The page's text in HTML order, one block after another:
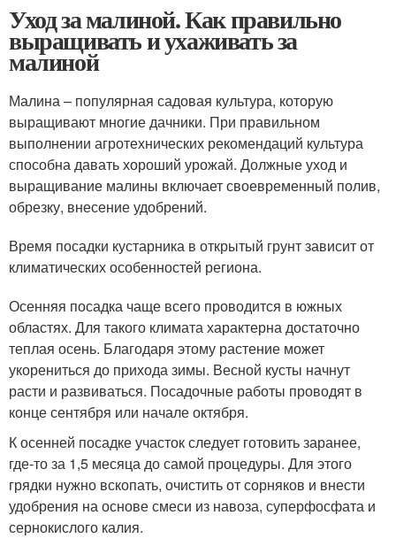
Уход за малиной. Как правильно
выращивать и ухаживать за
малиной
Малина – популярная садовая культура, которую
выращивают многие дачники. При правильном
выполнении агротехнических рекомендаций культура
способна давать хороший урожай. Должные уход и
выращивание малины включает своевременный полив,
обрезку, внесение удобрений.
Время посадки кустарника в открытый грунт зависит от
климатических особенностей региона.
Осенняя посадка чаще всего проводится в южных
областях. Для такого климата характерна достаточно
теплая осень. Благодаря этому растение может
укорениться до прихода зимы. Весной кусты начнут
расти и развиваться. Посадочные работы проводят в
конце сентября или начале октября.
К осенней посадке участок следует готовить заранее,
где-то за 1,5 месяца до самой процедуры. Для этого
грядки нужно вскопать, очистить от сорняков и внести
удобрения на основе смеси из навоза, суперфосфата и
сернокислого калия.